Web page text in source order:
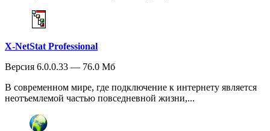
X-NetStat Professional
Версия 6.0.0.33 — 76.0 Мб
В современном мире, где подключение к интернету является
неотъемлемой частью повседневной жизни,...